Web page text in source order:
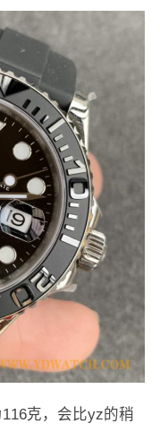
克，会比yz的稍